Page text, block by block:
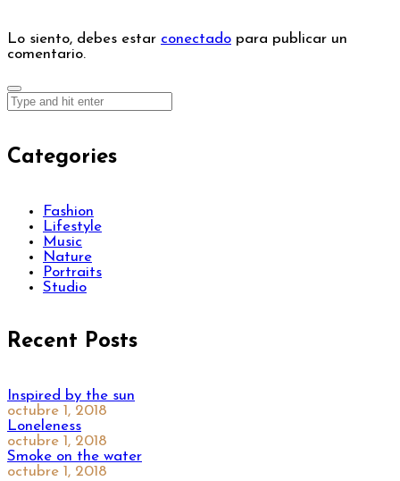
Lo siento, debes estar conectado para publicar un
comentario.
Categories
Fashion
Lifestyle
Music
Nature
Portraits
Studio
Recent Posts
Inspired by the sun
octubre 1, 2018
Loneleness
octubre 1, 2018
Smoke on the water
octubre 1, 2018